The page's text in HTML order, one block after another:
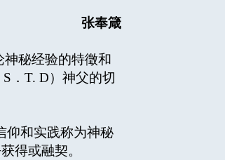
张奉箴
秘经验的特徵和
．T. D）神父的切
仰和实践称为神秘
得或融契。